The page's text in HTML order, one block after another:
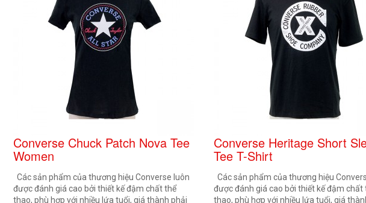
Converse Chuck Patch Nova Tee
Women
Các sản phẩm của thương hiệu Converse luôn
được đánh giá cao bởi thiết kế đậm chất thể
thao, phù hợp với nhiều lứa tuổi, giá thành phải
Converse Heritage Short
Tee T-Shirt
Các sản phẩm của thương hiệu
được đánh giá cao bởi thiết kế đậm chất
thao, phù hợp với nhiều lứa tuổi, giá